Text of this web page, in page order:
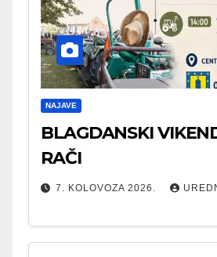
NAJAVE
BLAGDANSKI
RAČI
7. KOLOVOZA 2026.